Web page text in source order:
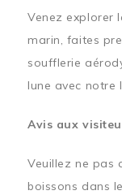
Venez explorer
marin, faites
soufflerie
lune avec notre
Avis aux
Veuillez ne pas
boissons dans